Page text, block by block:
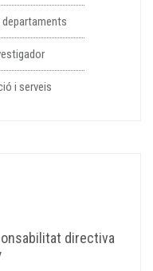
i serveis
directiva